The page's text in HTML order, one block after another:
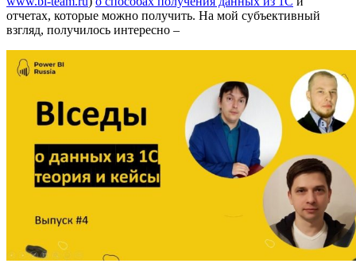
отчетах, которые можно получить. На мой субъективный
взгляд, получилось интересно –